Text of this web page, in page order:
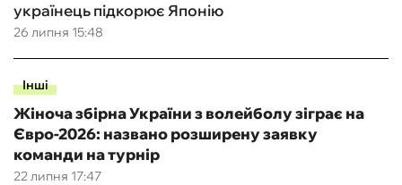
26 липня 15:48
українець підкорює Японію
Інші
22 липня 17:47
Жіноча збірна України з волейболу зіграє на
Євро-2026: названо розширену заявку
команди на турнір